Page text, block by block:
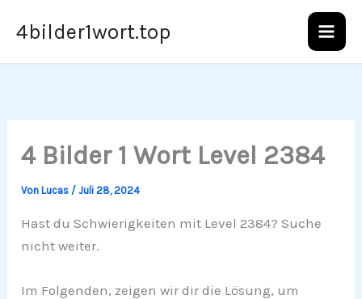
Inhalt
4bilder1wort.top
4 Bilder 1 Wort Level 2384
VonLucas /Juli 28, 2024
Hast du Schwierigkeiten mit Level 2384? Suche
nicht weiter.
Im Folgenden, zeigen wir dir die Lösung, um